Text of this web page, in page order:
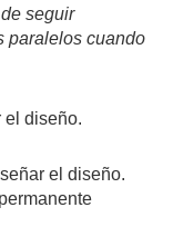
seguir
paralelos cuando
el diseño.
el diseño.